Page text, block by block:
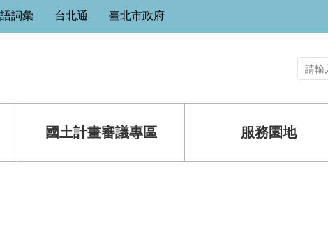
詞彙 台北通 臺北市政府
國土計畫審議專區 服務園地